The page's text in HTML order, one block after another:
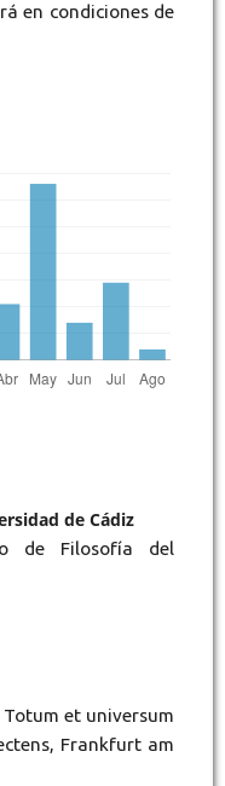
en condiciones de
de Cádiz
de Filosofía del
et universum
Frankfurt am